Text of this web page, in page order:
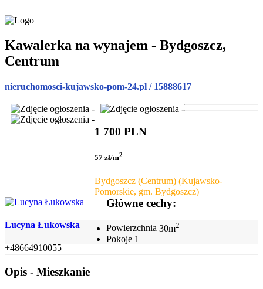
Kawalerka na wynajem - Bydgoszcz,
Centrum
nieruchomosci-kujawsko-pom-24.pl / 15888617
1 700 PLN
57 zł/m2
Bydgoszcz (Centrum) (Kujawsko-
Pomorskie, gm. Bydgoszcz)
Lucyna Łukowska
+48664910055
Główne cechy:
Powierzchnia 30m2
Pokoje 1
Opis - Mieszkanie